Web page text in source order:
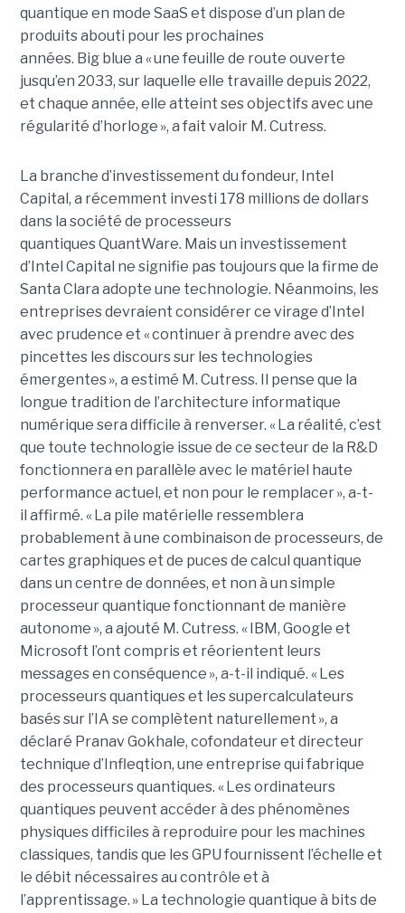
quantique en mode SaaS et dispose d’un plan de
produits abouti pour les prochaines
années. Big blue a « une feuille de route ouverte
jusqu’en 2033, sur laquelle elle travaille depuis 2022,
et chaque année, elle atteint ses objectifs avec une
régularité d’horloge », a fait valoir M. Cutress.
La branche d’investissement du fondeur, Intel
Capital, a récemment investi 178 millions de dollars
dans la société de processeurs
quantiques QuantWare. Mais un investissement
d’Intel Capital ne signifie pas toujours que la firme de
Santa Clara adopte une technologie. Néanmoins, les
entreprises devraient considérer ce virage d’Intel
avec prudence et « continuer à prendre avec des
pincettes les discours sur les technologies
émergentes », a estimé M. Cutress. Il pense que la
longue tradition de l’architecture informatique
numérique sera difficile à renverser. « La réalité, c’est
que toute technologie issue de ce secteur de la R&D
fonctionnera en parallèle avec le matériel haute
performance actuel, et non pour le remplacer », a-t-
il affirmé. « La pile matérielle ressemblera
probablement à une combinaison de processeurs, de
cartes graphiques et de puces de calcul quantique
dans un centre de données, et non à un simple
processeur quantique fonctionnant de manière
autonome », a ajouté M. Cutress. « IBM, Google et
Microsoft l’ont compris et réorientent leurs
messages en conséquence », a-t-il indiqué. « Les
processeurs quantiques et les supercalculateurs
basés sur l’IA se complètent naturellement », a
déclaré Pranav Gokhale, cofondateur et directeur
technique d’Infleqtion, une entreprise qui fabrique
des processeurs quantiques. « Les ordinateurs
quantiques peuvent accéder à des phénomènes
physiques difficiles à reproduire pour les machines
classiques, tandis que les GPU fournissent l’échelle et
le débit nécessaires au contrôle et à
l’apprentissage. » La technologie quantique à bits de